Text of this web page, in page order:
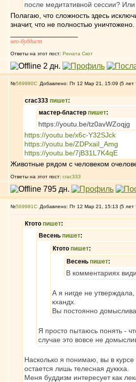
после медитативной сессии?
Полагаю, что сложность здесь
значит, что не полностью
нео-буддист
Ответы на этот пост: Рената Скот
№569980 Добавлено: Пт 12 Мар 21, 15:09 (5 лет
crac333 пишет:
мастер-бластер пишет:
https://youtu.be/tz0avWZoqjg
https://youtu.be/x6c-Y32SJck
https://youtu.be/ZDPxaiI_Amg
https://youtu.be/7jB31L7K4qE
Животные рядом с человеком
Ответы на этот пост: crac333
№569981 Добавлено: Пт 12 Мар 21, 15:13 (5 лет
Ктото пишет:
Весень пишет:
Ктото пишет:
Весень пишет:
В комментариях
А я нигде не
кхандх.
Вы постоянно
Я просто пытаюсь понять -
случае это вовсе не
Насколько я понимаю, вы в
остается лишь телесная дуккха.
Меня буддизм интересует как